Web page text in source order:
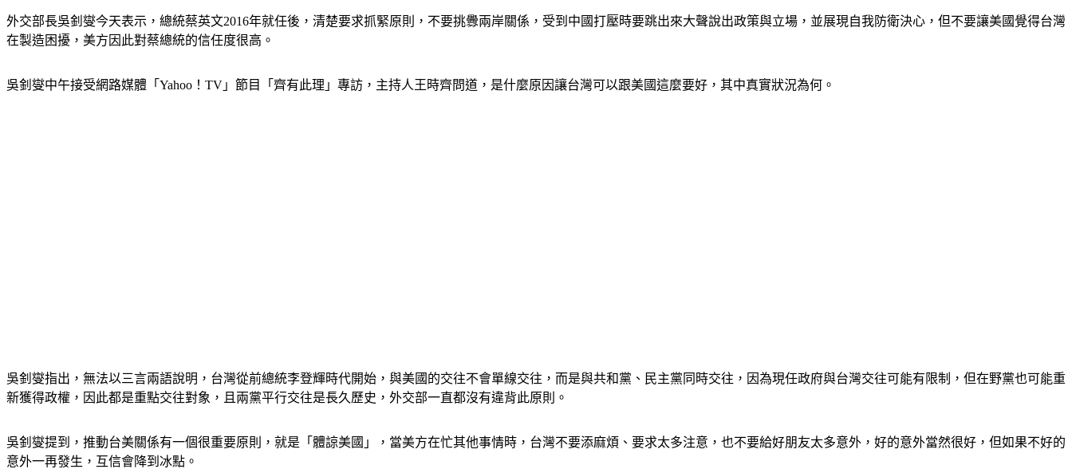
外交部長吳釗燮今天表示，總統蔡英文2016年就任後，清楚要求抓緊原則，不要挑釁兩岸關係，受到中國打壓時要跳出來大聲說出政策與立場，並展現自我防衛決心，但不要讓美國覺得台灣
在製造困擾，美方因此對蔡總統的信任度很高。
吳釗燮中午接受網路媒體「Yahoo！TV」節目「齊有此理」專訪，主持人王時齊問道，是什麼原因讓台灣可以跟美國這麼要好，其中真實狀況為何。
吳釗燮指出，無法以三言兩語說明，台灣從前總統李登輝時代開始，與美國的交往不會單線交往，而是與共和黨、民主黨同時交往，因為現任政府與台灣交往可能有限制，但在野黨也可能重
新獲得政權，因此都是重點交往對象，且兩黨平行交往是長久歷史，外交部一直都沒有違背此原則。
吳釗燮提到，推動台美關係有一個很重要原則，就是「體諒美國」，當美方在忙其他事情時，台灣不要添麻煩、要求太多注意，也不要給好朋友太多意外，好的意外當然很好，但如果不好的
意外一再發生，互信會降到冰點。